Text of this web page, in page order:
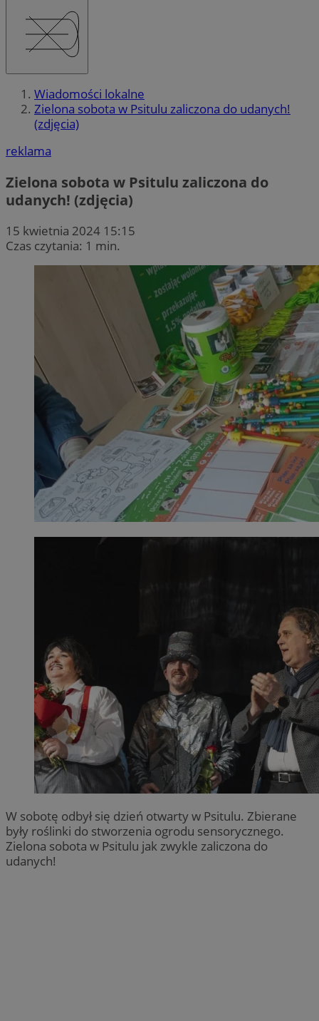
Wiadomości lokalne
Zielona sobota w Psitulu zaliczona do udanych!
(zdjęcia)
reklama
Zielona sobota w Psitulu zaliczona do
udanych! (zdjęcia)
15 kwietnia 2024 15:15
Czas czytania: 1 min.
W sobotę odbył się dzień otwarty w Psitulu. Zbierane
były roślinki do stworzenia ogrodu sensorycznego.
Zielona sobota w Psitulu jak zwykle zaliczona do
udanych!